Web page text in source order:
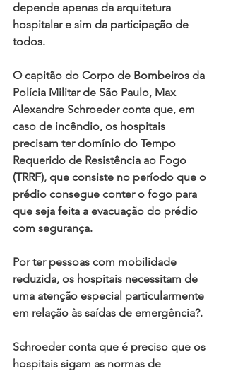
depende apenas da arquitetura
hospitalar e sim da participação de
todos.
O capitão do Corpo de Bombeiros da
Polícia Militar de São Paulo, Max
Alexandre Schroeder conta que, em
caso de incêndio, os hospitais
precisam ter domínio do Tempo
Requerido de Resistência ao Fogo
(TRRF), que consiste no período que o
prédio consegue conter o fogo para
que seja feita a evacuação do prédio
com segurança.
Por ter pessoas com mobilidade
reduzida, os hospitais necessitam de
uma atenção especial particularmente
em relação às saídas de emergência?.
Schroeder conta que é preciso que os
hospitais sigam as normas de